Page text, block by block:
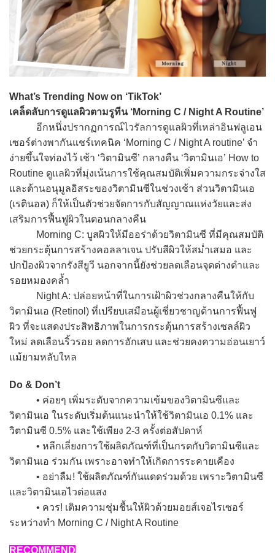
What’s Trending Now on ‘TikTok’
เคล็ดลับการดูแลผิวตามรูทีน ‘Morning C / Night A Routine’
อีกหนึ่งปรากฏการณ์ไวรัลการดูแลผิวที่เหล่าอินฟลูเอน
เซอร์ต่างพากันแชร์เทคนิค ‘Morning C / Night A routine’ จำ
ง่ายขึ้นใจท่องไว้ เช้า ‘วิตามินซี’ กลางคืน ‘วิตามินเอ’ How to
Routine ดูแลผิวที่มุ่งเน้นการใช้คุณสมบัติเพิ่มความกระจ่างใส
และต้านอนุมูลอิสระของวิตามินซีในช่วงเช้า ส่วนวิตามินเอ
(เรตินอล) ก็ให้เป็นตัวช่วยจัดการกับสัญญาณแห่งวัยและส่ง
เสริมการฟื้นฟูผิวในตอนกลางคืน
Morning C: บูสผิวให้มีออร่าด้วยวิตามินซี ที่มีคุณสมบัติ
ช่วยกระตุ้นการสร้างคอลลาเจน ปรับสีผิวให้สม่ำเสมอ และ
ปกป้องผิวจากรังสียูวี นอกจากนี้ยังช่วยลดเลือนจุดด่างดำและ
รอยหมองคล้ำ
Night A: ปล่อยหน้าที่ในการเฝ้าผิวช่วงกลางคืนให้กับ
วิตามินเอ (Retinol) ที่เปรียบเสมือนผู้เชี่ยวชาญด้านการฟื้นฟู
ผิว ที่จะแสดงประสิทธิภาพในการกระตุ้นการสร้างเซลล์ผิว
ใหม่ ลดเลือนริ้วรอย ลดการอักเสบ และช่วยคงความอ่อนเยาว์
แม้ยามหลับใหล
Do & Don’t
• ค่อยๆ เพิ่มระดับจากความเข้มของวิตามินซีและ
วิตามินเอ ในระดับเริ่มต้นแนะนำให้ใช้วิตามินเอ 0.1% และ
วิตามินซี 0.5% และใช้เพียง 2-3 ครั้งต่อสัปดาห์
• หลีกเลี่ยงการใช้ผลิตภัณฑ์ที่เป็นกรดกับวิตามินซีและ
วิตามินเอ ร่วมกัน เพราะอาจทำให้เกิดการระคายเคือง
• อย่าลืม! ใช้ผลิตภัณฑ์กันแดดร่วมด้วย เพราะวิตามินซี
และวิตามินเอไวต่อแสง
• ควร! เติมความชุ่มชื้นให้ผิวด้วยมอยส์เจอไรเซอร์
ระหว่างทำ Morning C / Night A Routine
RECOMMEND